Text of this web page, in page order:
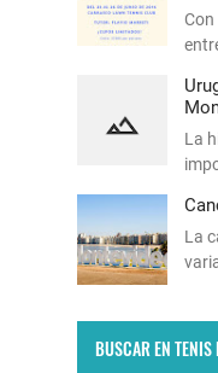
Con
La
La
BUSCAR EN